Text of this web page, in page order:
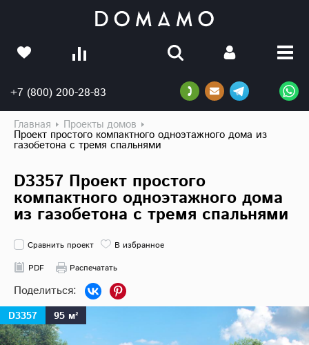
+7 (800) 200-28-83
Главная Проекты домов
Проект простого компактного одноэтажного дома из
газобетона с тремя спальнями
D3357 Проект простого
компактного одноэтажного дома
из газобетона с тремя спальнями
Сравнить проект
В избранное
PDF
Распечатать
D3357 95 м²